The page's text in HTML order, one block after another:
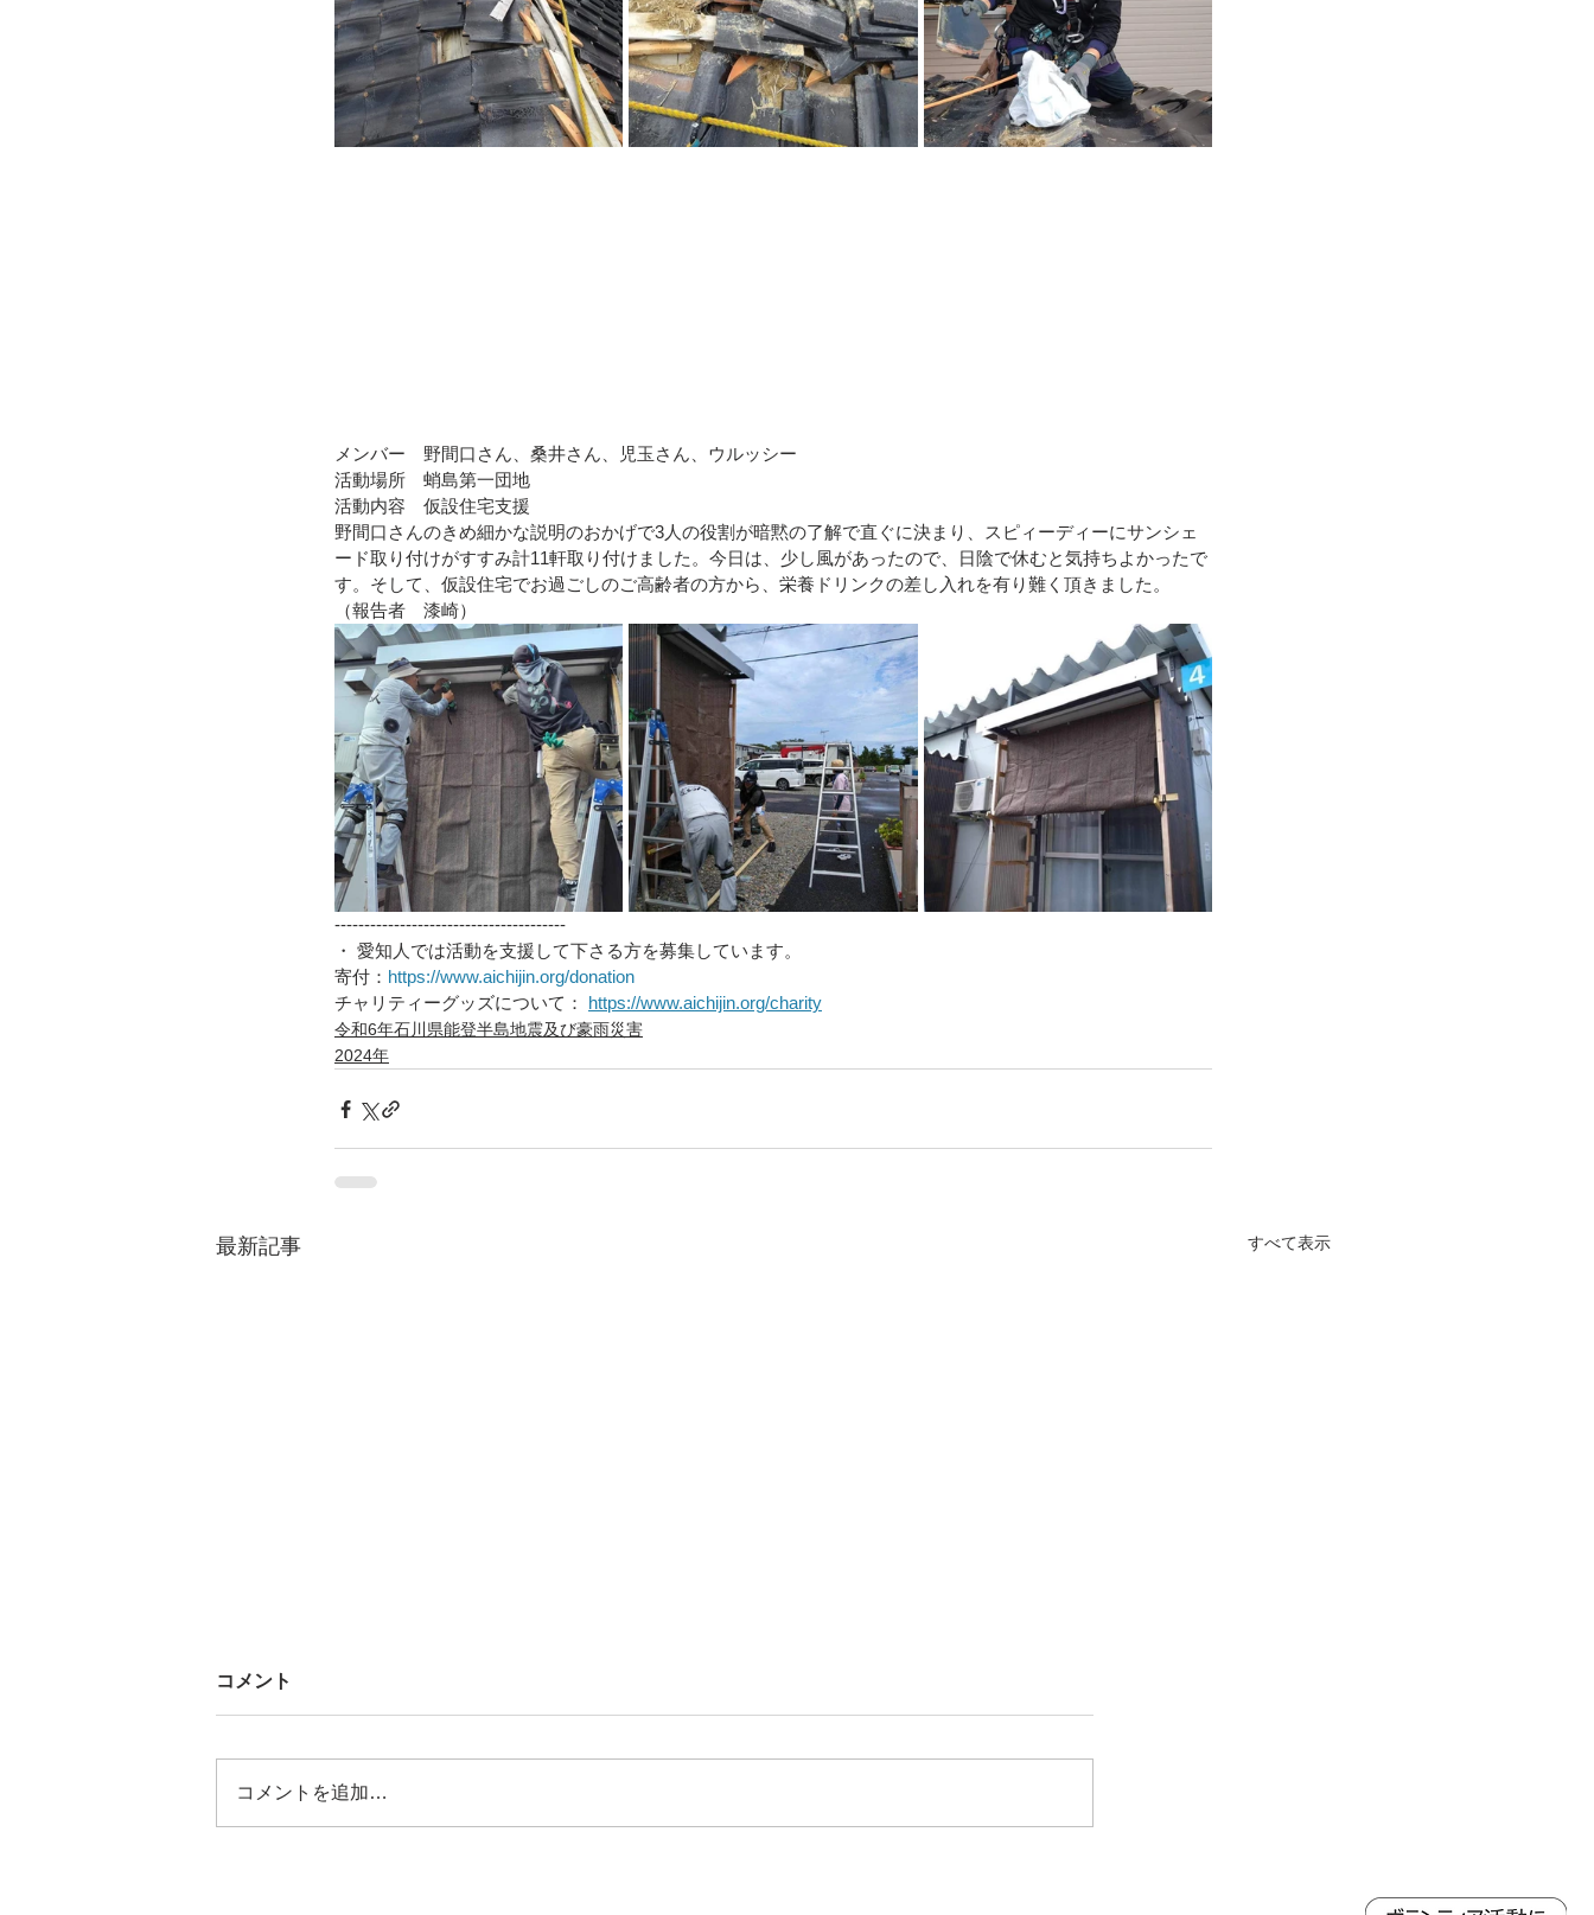
メンバー　野間口さん、桑井さん、児玉さん、ウルッシー
活動場所　蛸島第一団地
活動内容　仮設住宅支援
野間口さんのきめ細かな説明のおかげで3人の役割が暗黙の了解で直ぐに決まり、スピィーディーにサンシェ
ード取り付けがすすみ計11軒取り付けました。今日は、少し風があったので、日陰で休むと気持ちよかったで
す。そして、仮設住宅でお過ごしのご高齢者の方から、栄養ドリンクの差し入れを有り難く頂きました。
（報告者　漆崎）
---------------------------------------
・ 愛知人では活動を支援して下さる方を募集しています。
寄付： https://www.aichijin.org/donation
チャリティーグッズについて： https://www.aichijin.org/charity
令和6年石川県能登半島地震及び豪雨災害
2024年
最新記事 すべて表示
コメント
コメントを追加…